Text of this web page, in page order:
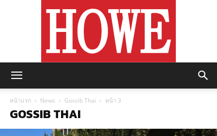
หน้าแรก News Gossib Thai หน้า 3
GOSSIB THAI